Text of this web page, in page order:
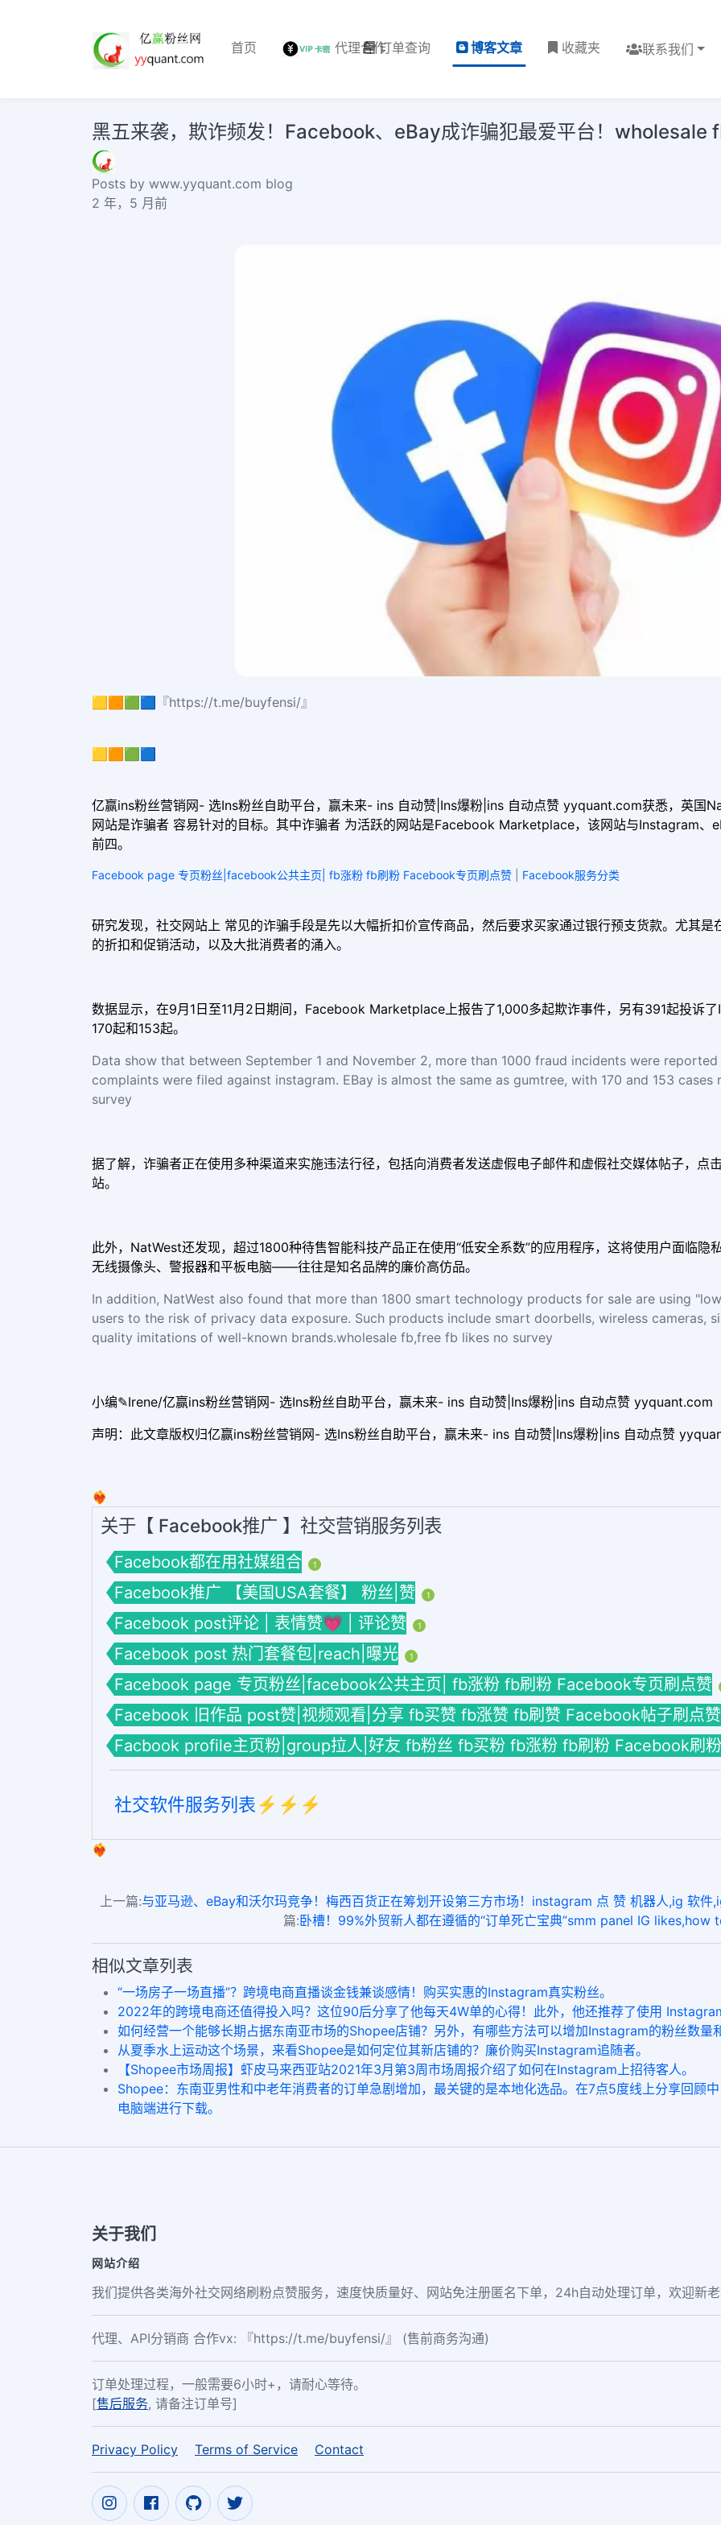
首页 代理合作订单查询 博客文章 收藏夹 联系我们
黑五来袭，欺诈频发！Facebook、eBay成诈骗犯最爱平台！
Posts by www.yyquant.com blog
2 年，5 月前
🟨🟧🟩🟦『https://t.me/buyfensi/』
🟨🟧🟩🟦
亿赢ins粉丝营销网- 选Ins粉丝自助平台，赢未来- ins 自动赞|Ins爆粉|ins 自动点赞 yyquant.com获悉，英国
网站是诈骗者 容易针对的目标。其中诈骗者 为活跃的网站是Facebook Marketplace，该网站与Instagram、
前四。
Facebook page 专页粉丝|facebook公共主页| fb涨粉 fb刷粉 Facebook专页刷点赞 Facebook服务分类
研究发现，社交网站上 常见的诈骗手段是先以大幅折扣价宣传商品，然后要求买家通过银行预支货款。尤其
的折扣和促销活动，以及大批消费者的涌入。
数据显示，在9月1日至11月2日期间，Facebook Marketplace上报告了1,000多起欺诈事件，另有391起投诉
170起和153起。
Data show that between September 1 and November 2, more than 1000 fraud incidents were
complaints were filed against instagram. EBay is almost the same as gumtree, with 170 and 153
survey
据了解，诈骗者正在使用多种渠道来实施违法行径，包括向消费者发送虚假电子邮件和虚假社交媒体帖子，点
站。
此外，NatWest还发现，超过1800种待售智能科技产品正在使用“低安全系数”的应用程序，这将使用户面临隐
无线摄像头、警报器和平板电脑——往往是知名品牌的廉价高仿品。
In addition, NatWest also found that more than 1800 smart technology products for sale are using
users to the risk of privacy data exposure. Such products include smart doorbells, wireless cameras,
quality imitations of well-known brands.wholesale fb,free fb likes no survey
小编✎Irene/亿赢ins粉丝营销网- 选Ins粉丝自助平台，赢未来- ins 自动赞|Ins爆粉|ins 自动点赞 yyquant.com
声明：此文章版权归亿赢ins粉丝营销网- 选Ins粉丝自助平台，赢未来- ins 自动赞|Ins爆粉|ins 自动点赞
❤️‍🔥
关于【 Facebook推广 】社交营销服务列表
Facebook都在用社媒组合 1
Facebook推广 【美国USA套餐】 粉丝|赞 1
Facebook post评论 | 表情赞💗 | 评论赞 1
Facebook post 热门套餐包|reach|曝光 1
Facebook page 专页粉丝|facebook公共主页| fb涨粉 fb刷粉 Facebook专页刷点赞
Facebook 旧作品 post赞|视频观看|分享 fb买赞 fb涨赞 fb刷赞 Facebook帖子刷点赞
Facbook profile主页粉|group拉人|好友 fb粉丝 fb买粉 fb涨粉 fb刷粉 Facebook刷粉
社交软件服务列表⚡️⚡️⚡️
❤️‍🔥
上一篇:与亚马逊、eBay和沃尔玛竞争！梅西百货正在筹划开设第三方市场！instagram 点 赞 机器人,ig 软
篇:卧槽！99%外贸新人都在遵循的“订单死亡宝典”smm panel IG likes,how
相似文章列表
“一场房子一场直播”？跨境电商直播谈金钱兼谈感情！购买实惠的Instagram真实粉丝。
2022年的跨境电商还值得投入吗？这位90后分享了他每天4W单的心得！此外，他还推荐了使用
如何经营一个能够长期占据东南亚市场的Shopee店铺？另外，有哪些方法可以增加Instagram的粉丝数量
从夏季水上运动这个场景，来看Shopee是如何定位其新店铺的？廉价购买Instagram追随者。
【Shopee市场周报】虾皮马来西亚站2021年3月第3周市场周报介绍了如何在Instagram上招待客人。
Shopee：东南亚男性和中老年消费者的订单急剧增加，最关键的是本地化选品。在7点5度线上分享回顾
电脑端进行下载。
关于我们
网站介绍
我们提供各类海外社交网络刷粉点赞服务，速度快质量好、网站免注册匿名下单，24h自动处理订单，欢迎新老
代理、API分销商 合作vx: 『https://t.me/buyfensi/』 (售前商务沟通)
订单处理过程，一般需要6小时+，请耐心等待。
[售后服务, 请备注订单号]
Privacy Policy Terms of Service Contact